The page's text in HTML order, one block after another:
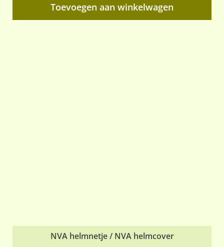
Toevoegen aan winkelwagen
NVA helmnetje / NVA helmcover